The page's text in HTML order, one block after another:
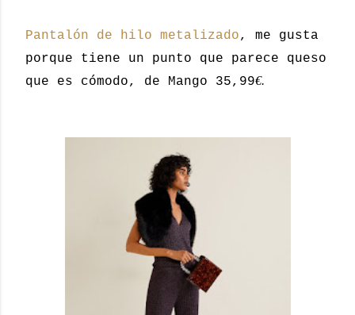
Pantalón de hilo metalizado, me gusta
porque tiene un punto que parece queso
que es cómodo, de Mango 35,99€.